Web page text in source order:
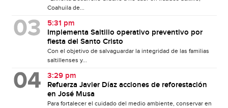
Coahuila de...
5:31 pm
Implementa Saltillo operativo preventivo por
fiesta del Santo Cristo
Con el objetivo de salvaguardar la integridad de las familias
saltillenses y...
3:29 pm
Refuerza Javier Díaz acciones de reforestación
en José Musa
Para fortalecer el cuidado del medio ambiente, conservar en